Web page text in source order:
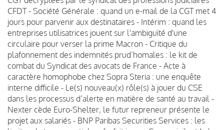
CFDT - Société Générale : quand un e-mail de la CGT met 4
jours pour parvenir aux destinataires - Intérim : quand les
entreprises utilisatrices jouent sur l'ambiguïté d'une
circulaire pour verser la prime Macron - Critique du
plafonnement des indemnités prud’homales : le kit de
combat du Syndicat des avocats de France - Acte à
caractère homophobe chez Sopra Steria : une enquête
interne difficile - Le(s) nouveau(x) rôle(s) à jouer du CSE
dans les processus d’alerte en matière de santé au travail -
Nexter cède Euro-Shelter, le futur repreneur présente le
projet aux salariés - BNP Paribas Securities Services : les